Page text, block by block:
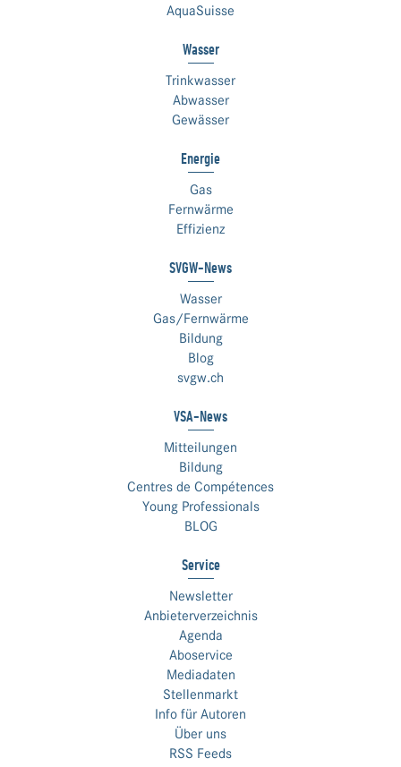
AquaSuisse
Wasser
Trinkwasser
Abwasser
Gewässer
Energie
Gas
Fernwärme
Effizienz
SVGW-News
Wasser
Gas/Fernwärme
Bildung
Blog
svgw.ch
VSA-News
Mitteilungen
Bildung
Centres de Compétences
Young Professionals
BLOG
Service
Newsletter
Anbieterverzeichnis
Agenda
Aboservice
Mediadaten
Stellenmarkt
Info für Autoren
Über uns
RSS Feeds